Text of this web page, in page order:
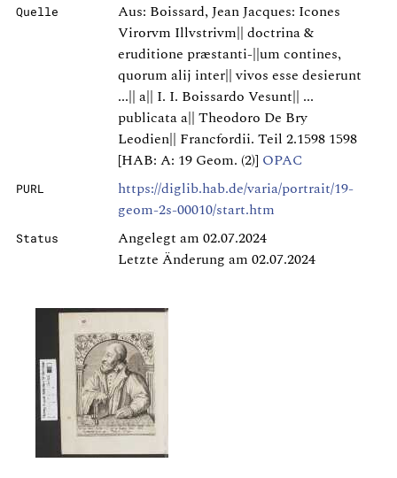
Quelle
Aus: Boissard, Jean Jacques: Icones
Virorvm Illvstrivm|| doctrina &
eruditione præstanti-||um contines,
quorum alij inter|| vivos esse desierunt
...|| a|| I. I. Boissardo Vesunt|| ...
publicata a|| Theodoro De Bry
Leodien|| Francfordii. Teil 2.1598 1598
[HAB: A: 19 Geom. (2)] OPAC
PURL
https://diglib.hab.de/varia/portrait/19-
geom-2s-00010/start.htm
Status
Angelegt am 02.07.2024
Letzte Änderung am 02.07.2024